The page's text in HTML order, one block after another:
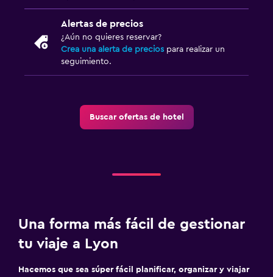
Alertas de precios
¿Aún no quieres reservar?
Crea una alerta de precios para realizar un
seguimiento.
Buscar ofertas de hotel
Una forma más fácil de gestionar
tu viaje a Lyon
Hacemos que sea súper fácil planificar, organizar y viajar